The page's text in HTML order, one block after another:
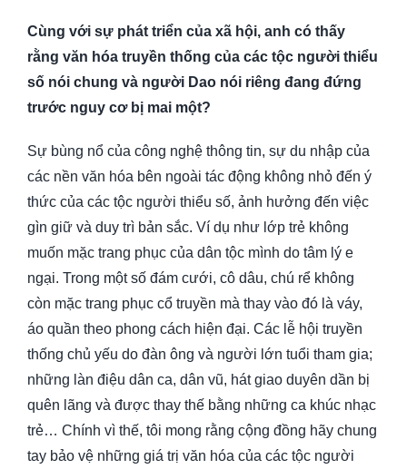
Cùng với sự phát triển của xã hội, anh có thấy
rằng văn hóa truyền thống của các tộc người thiểu
số nói chung và người Dao nói riêng đang đứng
trước nguy cơ bị mai một?
Sự bùng nổ của công nghệ thông tin, sự du nhập của
các nền văn hóa bên ngoài tác động không nhỏ đến ý
thức của các tộc người thiểu số, ảnh hưởng đến việc
gìn giữ và duy trì bản sắc. Ví dụ như lớp trẻ không
muốn mặc trang phục của dân tộc mình do tâm lý e
ngại. Trong một số đám cưới, cô dâu, chú rể không
còn mặc trang phục cổ truyền mà thay vào đó là váy,
áo quần theo phong cách hiện đại. Các lễ hội truyền
thống chủ yếu do đàn ông và người lớn tuổi tham gia;
những làn điệu dân ca, dân vũ, hát giao duyên dần bị
quên lãng và được thay thế bằng những ca khúc nhạc
trẻ… Chính vì thế, tôi mong rằng cộng đồng hãy chung
tay bảo vệ những giá trị văn hóa của các tộc người